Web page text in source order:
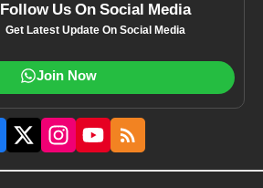
Follow Us On Social Media
Get Latest Update On Social Media
Join Now